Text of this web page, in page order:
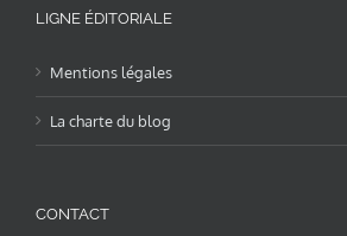
LIGNE ÉDITORIALE
Mentions légales
La charte du blog
CONTACT